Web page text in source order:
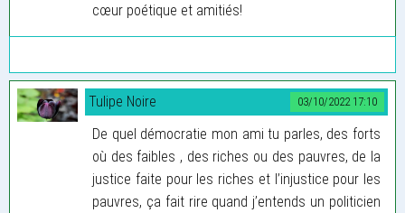
cœur poétique et amitiés!
03/10/2022 17:10
Tulipe Noire
De quel démocratie mon ami tu parles, des forts
où des faibles , des riches ou des pauvres, de la
justice faite pour les riches et l’injustice pour les
pauvres, ça fait rire quand j’entends un politicien